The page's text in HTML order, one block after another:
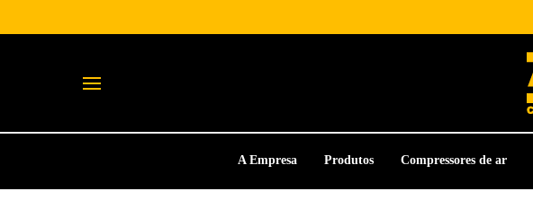
A Empresa Produtos Compressores de ar